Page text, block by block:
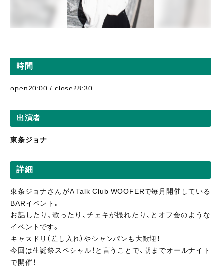
時間
open20:00 / close28:30
出演者
東条ジョナ
詳細
東条ジョナさんがA Talk Club WOOFERで毎月開催している
BARイベント。
お話したり、歌ったり、チェキが撮れたり、とオフ会のような
イベントです。
キャスドリ（差し入れ）やシャンパンも大歓迎！
今回は生誕祭スペシャル！と言うことで、朝までオールナイト
で開催！